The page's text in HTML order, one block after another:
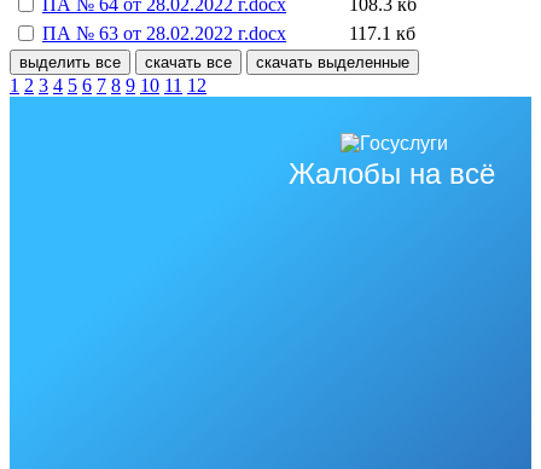
ПА № 63 от 28.02.2022 г.docx
117.1 кб
выделить все скачать все скачать выделенные
1 2 3 4 5 6 7 8 9 10 11 12
Жалобы на всё